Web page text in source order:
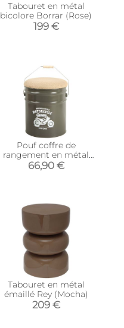
Tabouret en métal
bicolore Borrar (Rose)
199 €
Pouf coffre de
rangement en métal
Motorcycle
66,90 €
Tabouret en métal
émaillé Rey (Mocha)
209 €